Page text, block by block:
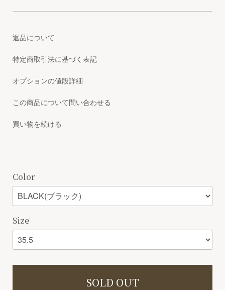
返品について
特定商取引法に基づく表記
オプションの値段詳細
この商品について問い合わせる
買い物を続ける
Color
Size
SOLD OUT